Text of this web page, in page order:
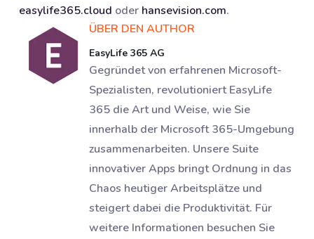
easylife365.cloud oder hansevision.com.
ÜBER DEN AUTHOR
EasyLife 365 AG
Gegründet von erfahrenen Microsoft-
Spezialisten, revolutioniert EasyLife
365 die Art und Weise, wie Sie
innerhalb der Microsoft 365-Umgebung
zusammenarbeiten. Unsere Suite
innovativer Apps bringt Ordnung in das
Chaos heutiger Arbeitsplätze und
steigert dabei die Produktivität. Für
weitere Informationen besuchen Sie